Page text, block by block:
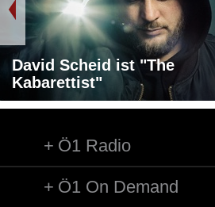
David Scheid ist "The
Kabarettist"
Ö1 Radio
Ö1 On Demand